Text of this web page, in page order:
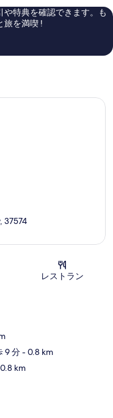
ミ
242
や特典を確認できます。も
旅を満喫 !
37574
レストラン
9 分- 0.8 km
km